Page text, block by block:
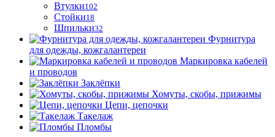
Втулки102
Стойки18
Шпильки32
Фурнитура
для одежды, кожгалантереи
Маркировка кабелей
и проводов
Заклёпки
Хомуты, скобы, прижимы
Цепи, цепочки
Такелаж
Пломбы